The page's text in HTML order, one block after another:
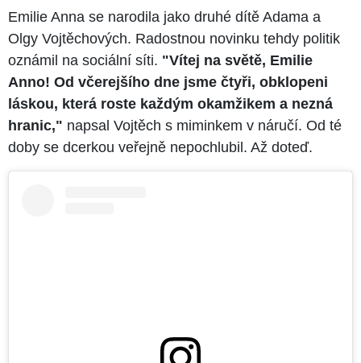
Emilie Anna se narodila jako druhé dítě Adama a
Olgy Vojtěchových. Radostnou novinku tehdy politik
oznámil na sociální síti. "Vítej na světě, Emilie
Anno! Od včerejšího dne jsme čtyři, obklopeni
láskou, která roste každým okamžikem a nezná
hranic," napsal Vojtěch s miminkem v náručí. Od té
doby se dcerkou veřejně nepochlubil. Až doteď.